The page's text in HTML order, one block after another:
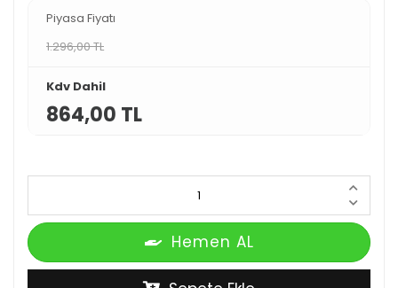
Piyasa Fiyatı
1.296,00 TL
Kdv Dahil
864,00 TL
Hemen AL